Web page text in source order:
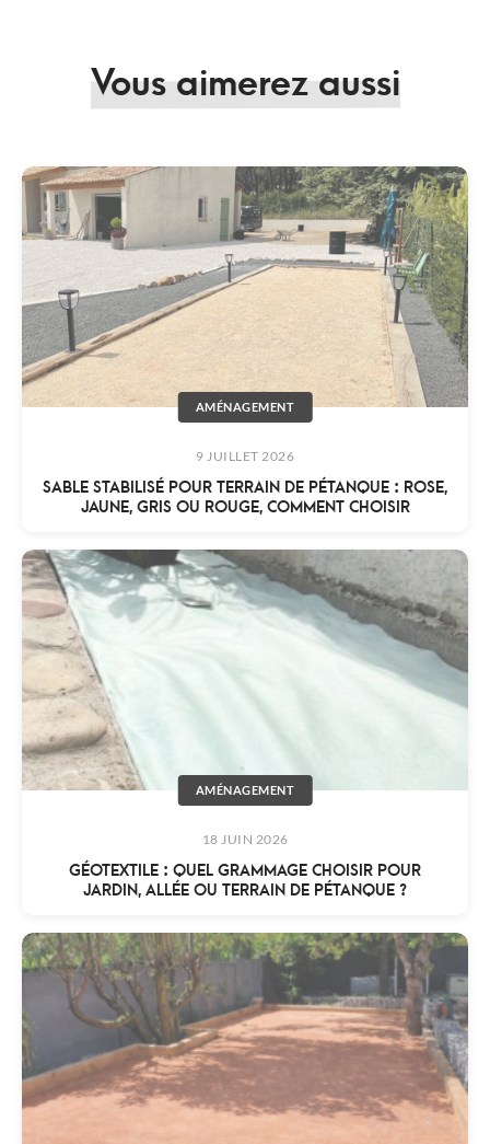
Vous aimerez aussi
AMÉNAGEMENT
9 JUILLET 2026
SABLE STABILISÉ POUR TERRAIN DE PÉTANQUE : ROSE,
JAUNE, GRIS OU ROUGE, COMMENT CHOISIR
AMÉNAGEMENT
18 JUIN 2026
GÉOTEXTILE : QUEL GRAMMAGE CHOISIR POUR
JARDIN, ALLÉE OU TERRAIN DE PÉTANQUE ?